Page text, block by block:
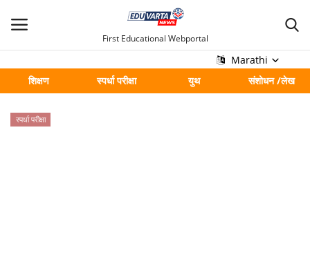
First Educational Webportal
Marathi
शिक्षण
स्पर्धा परीक्षा युथ संशोधन /लेख
मुख्य
Contact
स्पर्धा परीक्षा